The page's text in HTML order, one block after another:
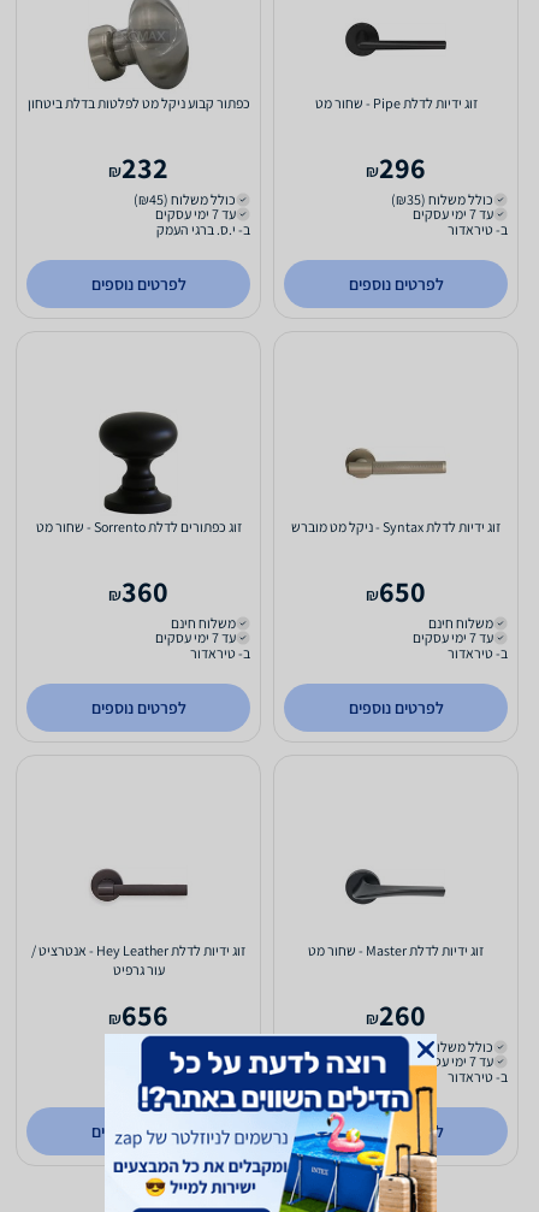
זוג ידיות לדלת Pipe - שחור מט
296
₪
כולל משלוח (₪35)
עד 7 ימי עסקים
ב- טיראדור
לפרטים נוספים
כפתור קבוע ניקל מט לפלטות בדלת ביטחון
232
₪
כולל משלוח (₪45)
עד 7 ימי עסקים
ב- י.ס. ברגי העמק
לפרטים נוספים
זוג ידיות לדלת Syntax - ניקל מט מוברש
650
₪
משלוח חינם
עד 7 ימי עסקים
ב- טיראדור
לפרטים נוספים
זוג כפתורים לדלת Sorrento - שחור מט
360
₪
משלוח חינם
עד 7 ימי עסקים
ב- טיראדור
לפרטים נוספים
זוג ידיות לדלת Master - שחור מט
260
₪
כולל משלוח (₪35)
עד 7 ימי עסקים
ב- טיראדור
לפרטים נוספים
זוג ידיות לדלת Hey Leather - אנטרציט /
עור גרפיט
656
₪
משלוח חינם
עד 7 ימי עסקים
ב- טיראדור
לפרטים נוספים